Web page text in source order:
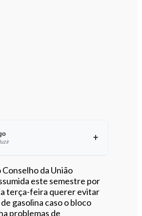
este artigo
da União
este semestre por
terça-feira querer evitar
gasolina caso o bloco
problemas de